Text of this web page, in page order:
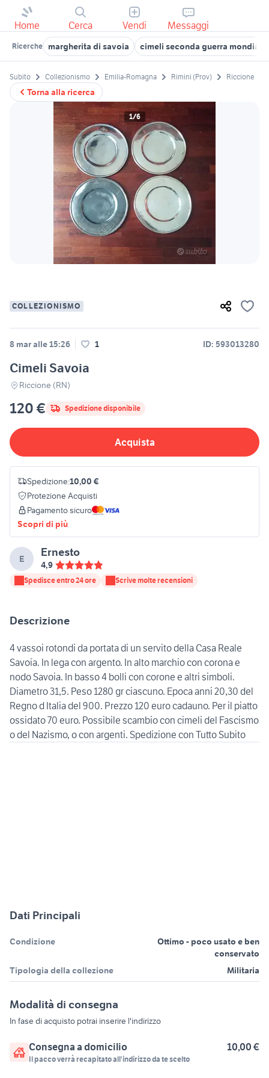
Home Cerca Vendi Messaggi
Ricerche margherita di savoia cimeli seconda guerra
Torna alla ricerca
Subito Collezionismo Emilia-Romagna Rimini (Prov) Riccione
1/6
COLLEZIONISMO
8 mar alle 15:26 1 ID: 593013280
Cimeli Savoia
Riccione (RN)
120 € Spedizione disponibile
Acquista
Spedizione:10,00 €
Protezione Acquisti
Pagamento sicuro
Scopri di più
E Ernesto
4,9
Spedisce entro 24 ore Scrive molte recensioni
Descrizione
4 vassoi rotondi da portata di un servito della Casa Reale
Savoia. In lega con argento. In alto marchio con corona e
nodo Savoia. In basso 4 bolli con corone e altri simboli.
Diametro 31,5. Peso 1280 gr ciascuno. Epoca anni 20,30 del
Regno d Italia del 900. Prezzo 120 euro cadauno. Per il piatto
ossidato 70 euro. Possibile scambio con cimeli del Fascismo
o del Nazismo, o con argenti. Spedizione con Tutto Subito
Dati Principali
Condizione
Ottimo - poco usato e ben
conservato
Tipologia della collezione
Militaria
Modalità di consegna
In fase di acquisto potrai inserire l'indirizzo
Consegna a domicilio 10,00 €
Il pacco verrà recapitato all'indirizzo da te scelto